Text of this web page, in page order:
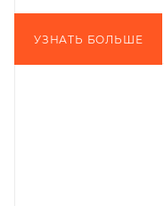
УЗНАТЬ БОЛЬШЕ